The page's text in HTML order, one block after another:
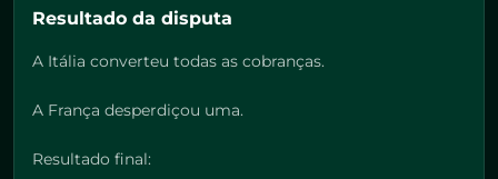
Resultado da disputa
A Itália converteu todas as cobranças.
A França desperdiçou uma.
Resultado final: